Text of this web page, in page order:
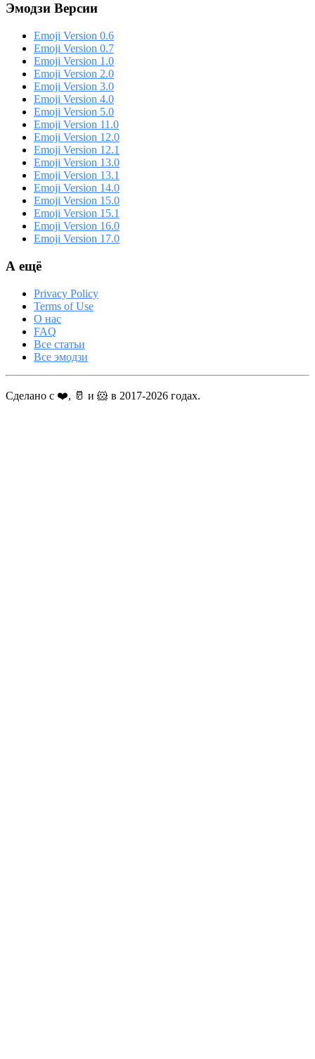
Эмодзи Версии
Emoji Version 0.6
Emoji Version 0.7
Emoji Version 1.0
Emoji Version 2.0
Emoji Version 3.0
Emoji Version 4.0
Emoji Version 5.0
Emoji Version 11.0
Emoji Version 12.0
Emoji Version 12.1
Emoji Version 13.0
Emoji Version 13.1
Emoji Version 14.0
Emoji Version 15.0
Emoji Version 15.1
Emoji Version 16.0
Emoji Version 17.0
А ещё
Privacy Policy
Terms of Use
О нас
FAQ
Все статьи
Все эмодзи
Сделано с ❤️, 🥛 и 🐹 в 2017-2026 годах.